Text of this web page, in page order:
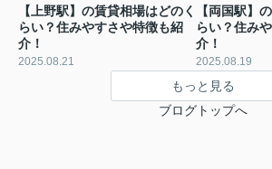
【上野駅】の賃貸相場はどのく
らい？住みやすさや特徴も紹
介！
2025.08.21
【両国駅】
らい？住み
介！
2025.08.19
もっと見る
ブログトップへ